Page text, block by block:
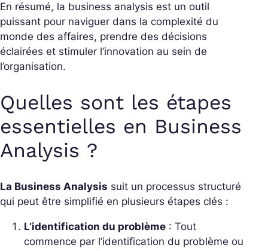
En résumé, la business analysis est un outil
puissant pour naviguer dans la complexité du
monde des affaires, prendre des décisions
éclairées et stimuler l’innovation au sein de
l’organisation.
Quelles sont les étapes
essentielles en Business
Analysis ?
La Business Analysis suit un processus structuré
qui peut être simplifié en plusieurs étapes clés :
L’identification du problème : Tout
commence par l’identification du problème ou